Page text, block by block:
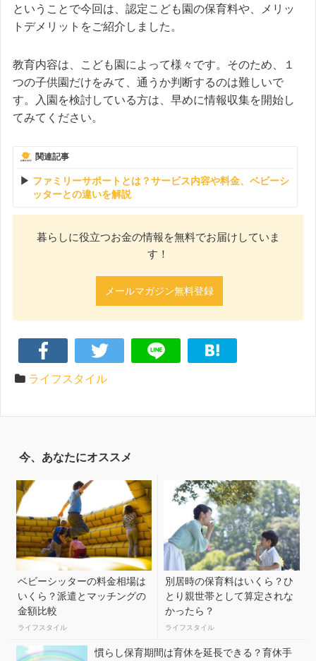
ということで今回は、認定こども園の保育料や、メリッ
トデメリットをご紹介しました。
教育内容は、こども園によって様々です。そのため、１
つの子供園だけをみて、通うか判断するのは難しいで
す。入園を検討している方は、早めに情報収集を開始し
てみてください。
関連記事
ファミリーサポートとは？サービス内容や料金、ベビーシ
ッターとの違いを解説
暮らしに役立つお金の情報を無料でお届けしていま
す！
メールマガジン無料登録
ライフスタイル
今、あなたにオススメ
ベビーシッターの料金相場は
いくら？派遣とマッチングの
金額比較
ライフスタイル
別居時の保育料はいくら？ひ
とり親世帯として算定されな
かったら？
ライフスタイル
慣らし保育期間は育休を延長できる？育休手